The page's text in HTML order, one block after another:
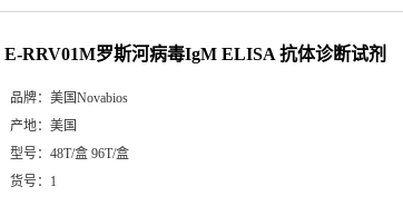
E-RRV01M罗斯河病毒IgM ELISA 抗体诊断试剂
品牌： 美国Novabios
产地： 美国
型号： 48T/盒 96T/盒
货号： 1